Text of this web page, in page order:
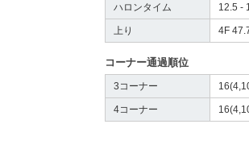
ハロンタイム 12.5 -
上り 4F
コーナー通過順位
3コーナー
4コーナー